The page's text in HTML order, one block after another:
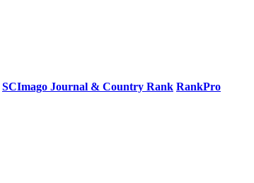
SCImago Journal & Country Rank RankPro